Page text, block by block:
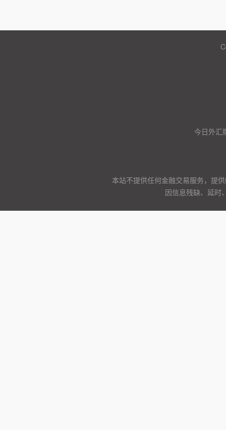
今日外汇
本站不提供任何金融交易服务，提
因信息残缺、延时